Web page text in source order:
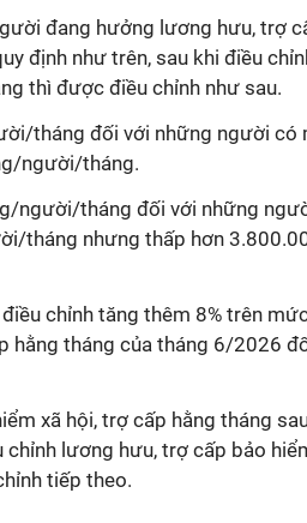
đang hưởng lương hưu, trợ
định như trên, sau khi điều
thì được điều chỉnh như sau.
tháng đối với những người có
người/tháng.
người/tháng đối với những
tháng nhưng thấp hơn
chỉnh tăng thêm 8% trên
hằng tháng của tháng 6/2026
xã hội, trợ cấp hằng tháng
chỉnh lương hưu, trợ cấp bảo
tiếp theo.